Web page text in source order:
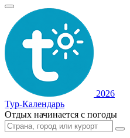
2026
Тур-Календарь
Отдых начинается с погоды